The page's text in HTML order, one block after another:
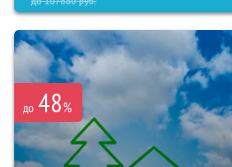
до 48%